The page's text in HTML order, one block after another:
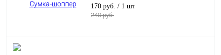
черная, 305х395 мм
170 руб. / 1 шт
240 руб.